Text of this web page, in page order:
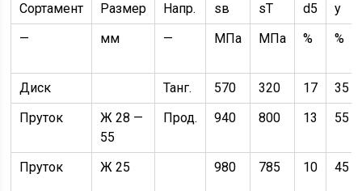
Сортамент Размер Напр. sв sT d5
y
—
мм — МПа МПа % %
Диск Танг. 570 320 17
35
Пруток
Ж 28 —
55
Прод. 940 800 13 55
Пруток Ж 25 980 785 10 45